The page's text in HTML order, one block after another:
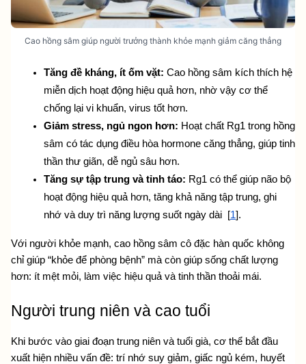
Cao hồng sâm giúp người trưởng thành khỏe mạnh giảm căng thẳng
Tăng đề kháng, ít ốm vặt: Cao hồng sâm kích thích hệ
miễn dịch hoạt động hiệu quả hơn, nhờ vậy cơ thể
chống lại vi khuẩn, virus tốt hơn.
Giảm stress, ngủ ngon hơn: Hoạt chất Rg1 trong hồng
sâm có tác dụng điều hòa hormone căng thẳng, giúp tinh
thần thư giãn, dễ ngủ sâu hơn.
Tăng sự tập trung và tỉnh táo: Rg1 có thể giúp não bộ
hoạt động hiệu quả hơn, tăng khả năng tập trung, ghi
nhớ và duy trì năng lượng suốt ngày dài  [1].
Với người khỏe mạnh, cao hồng sâm cô đặc hàn quốc không
chỉ giúp “khỏe để phòng bệnh” mà còn giúp sống chất lượng
hơn: ít mệt mỏi, làm việc hiệu quả và tinh thần thoải mái.
Người trung niên và cao tuổi
Khi bước vào giai đoạn trung niên và tuổi già, cơ thể bắt đầu
xuất hiện nhiều vấn đề: trí nhớ suy giảm, giấc ngủ kém, huyết